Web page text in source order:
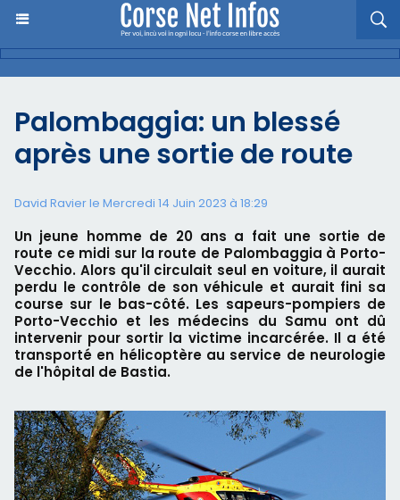
Palombaggia: un blessé
après une sortie de route
David Ravier le Mercredi 14 Juin 2023 à 18:29
Un jeune homme de 20 ans a fait une sortie de
route ce midi sur la route de Palombaggia à Porto-
Vecchio. Alors qu'il circulait seul en voiture, il aurait
perdu le contrôle de son véhicule et aurait fini sa
course sur le bas-côté. Les sapeurs-pompiers de
Porto-Vecchio et les médecins du Samu ont dû
intervenir pour sortir la victime incarcérée. Il a été
transporté en hélicoptère au service de neurologie
de l'hôpital de Bastia.